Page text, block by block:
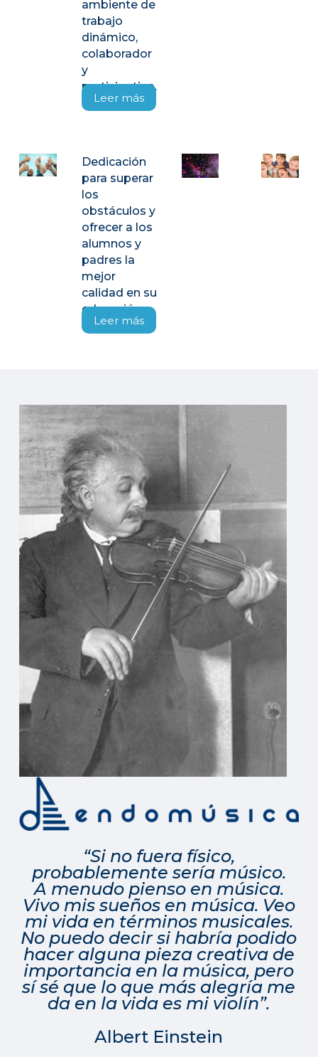
ambiente de
trabajo
dinámico,
colaborador
y
participativo.
Leer más
Dedicación
para superar
los
obstáculos y
ofrecer a los
alumnos y
padres la
mejor
calidad en su
educación.
Leer más
“Si no fuera físico,
probablemente sería músico.
A menudo pienso en música.
Vivo mis sueños en música. Veo
mi vida en términos musicales.
No puedo decir si habría podido
hacer alguna pieza creativa de
importancia en la música, pero
sí sé que lo que más alegría me
da en la vida es mi violín”.
Albert Einstein